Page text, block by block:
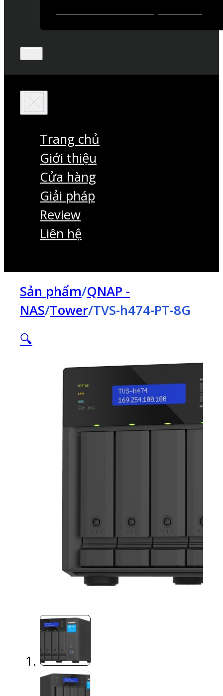
Trang chủ
Giới thiệu
Cửa hàng
Giải pháp
Review
Liên hệ
Sản phẩm/QNAP -
NAS/Tower/TVS-h474-PT-8G
🔍